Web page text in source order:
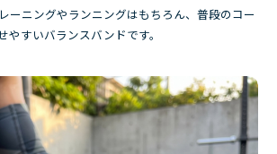
ーニングやランニングはもちろん、普段のコー
やすいバランスバンドです。